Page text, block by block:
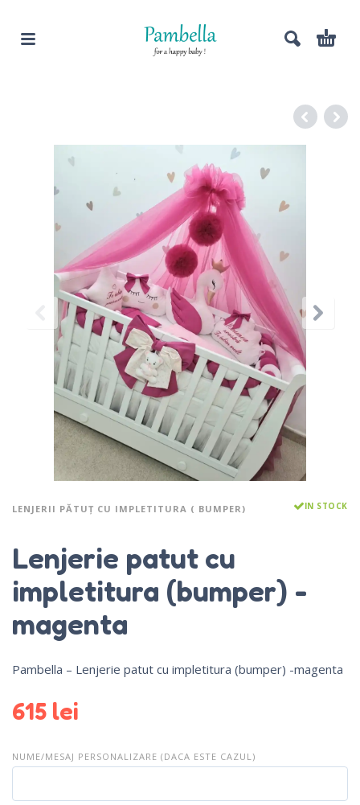
LENJERII PĂTUȚ CU IMPLETITURA ( BUMPER) IN STOCK
Lenjerie patut cu
impletitura (bumper) -
magenta
Pambella – Lenjerie patut cu impletitura (bumper) -magenta
615 lei
NUME/MESAJ PERSONALIZARE (DACA ESTE CAZUL)